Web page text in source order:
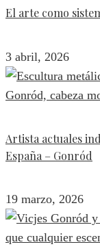
El arte como
3 abril, 2026
Artista actuales
España – Gonród
19 marzo, 2026